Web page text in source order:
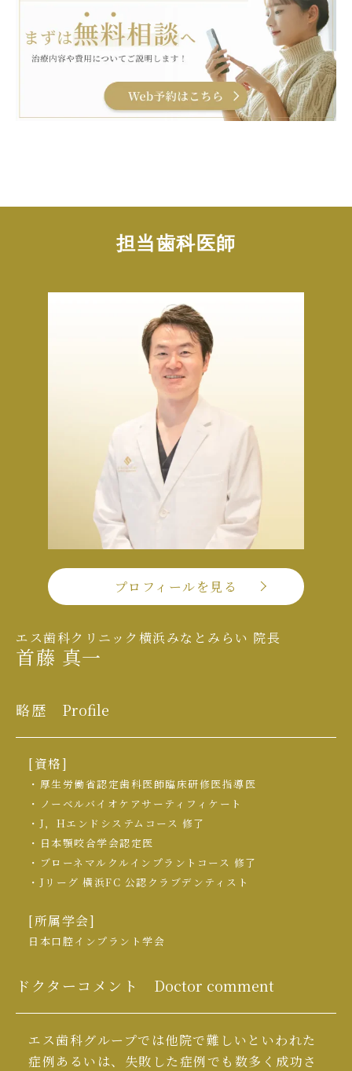
担当歯科医師
プロフィールを見る
エス歯科クリニック横浜みなとみらい 院長
首藤 真一
略歴 Profile
[資格]
・厚生労働省認定歯科医師臨床研修医指導医
・ノーベルバイオケアサーティフィケート
・J，Hエンドシステムコース 修了
・日本顎咬合学会認定医
・ブローネマルクルインプラントコース 修了
・Jリーグ 横浜FC 公認クラブデンティスト
[所属学会]
日本口腔インプラント学会
ドクターコメント Doctor comment
エス歯科グループでは他院で難しいといわれた
症例あるいは、失敗した症例でも数多く成功さ